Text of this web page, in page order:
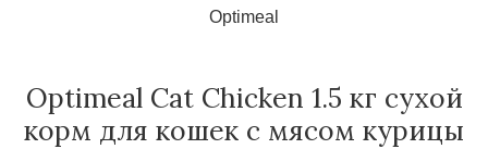
Optimeal
Optimeal Cat Chicken 1.5 кг сухой
корм для кошек с мясом курицы